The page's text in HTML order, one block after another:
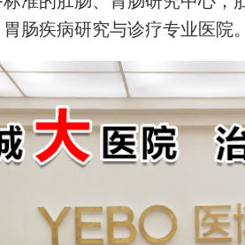
肠疾病研究与诊疗专业医院。